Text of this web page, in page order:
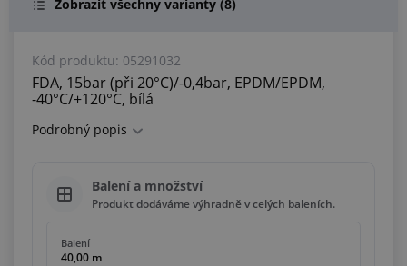
Zobrazit všechny varianty (8)
Kód produktu: 05291032
FDA, 15bar (při 20°C)/-0,4bar, EPDM/EPDM,
-40°C/+120°C, bílá
Podrobný popis
Balení a množství
Produkt dodáváme výhradně v celých baleních.
Balení
40,00 m